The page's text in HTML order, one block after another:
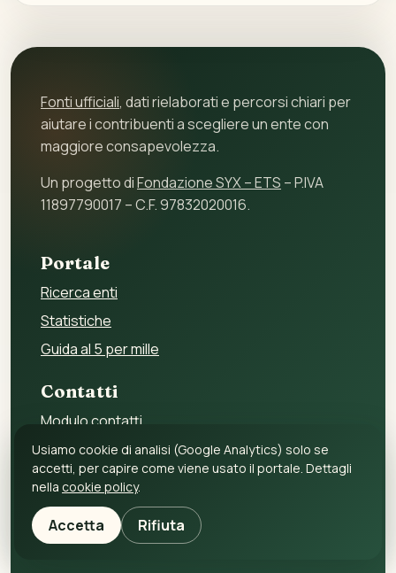
Fonti ufficiali, dati rielaborati e percorsi chiari per
aiutare i contribuenti a scegliere un ente con
maggiore consapevolezza.
Un progetto diFondazione SYX – ETS – P.IVA
11897790017 – C.F. 97832020016.
Portale
Ricerca enti
Statistiche
Guida al 5 per mille
Contatti
Modulo contatti
Per gli enti
Per i fornitori
Privacy policy
Cookie policy
Usiamo cookie di analisi (Google Analytics) solo se
accetti, per capire come viene usato il portale. Dettagli
nella cookie policy.
Accetta Rifiuta